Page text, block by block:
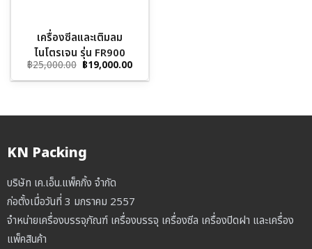
เครื่องซีลและเติมลม
ไนโตรเจน รุ่น FR900
฿25,000.00 Original
price
was:
฿19,000.00Current
is:
KN Packing
บริษัท เค.เอ็น.แพ็คกิ้ง จำกัด
ก่อตั้งเมื่อวันที่ 3 มกราคม 2557
จำหน่ายเครื่องบรรจุภัณฑ์ เครื่องบรรจุ เครื่องซีล เครื่องปิดฝา และเครื่อง
แพ็คสินค้า